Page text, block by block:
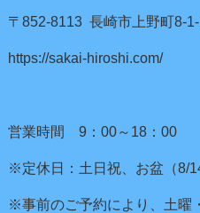
〒852-8113 長崎市上野町8-
https://sakai-hiroshi.com/
営業時間 9：00～18：00
※定休日：土日祝、お盆（8/
※事前のご予約により、土曜